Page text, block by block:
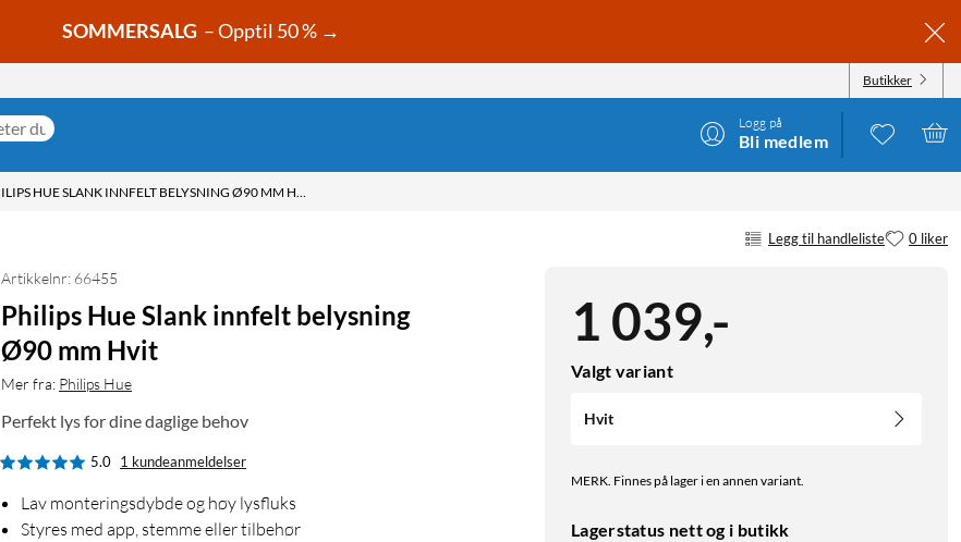
SOMMERSALG – Opptil 50 % →
Butikker
Logg på
Bli medlem
PHILIPS HUE SLANK INNFELT BELYSNING Ø90 MM HVIT
Legg til handleliste 0 liker
1 039,-
Valgt variant
Hvit
MERK. Finnes på lager i en annen variant.
Lagerstatus nett og i butikk
Artikkelnr: 66455
Philips Hue Slank innfelt belysning
Ø90 mm Hvit
Mer fra: Philips Hue
Perfekt lys for dine daglige behov
5.0 1 kundeanmeldelser
Lav monteringsdybde og høy lysfluks
Styres med app, stemme eller tilbehør